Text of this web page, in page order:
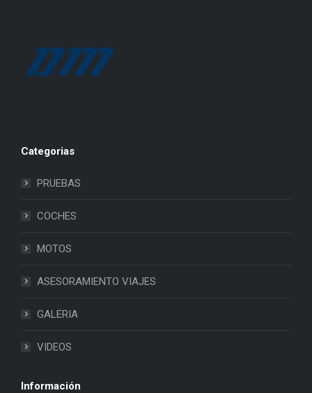
Categorias
PRUEBAS
COCHES
MOTOS
ASESORAMIENTO VIAJES
GALERIA
VIDEOS
Información